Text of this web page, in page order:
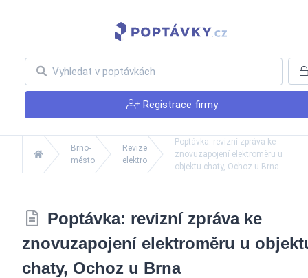
Registrace firmy
Brno-
město
Revize
elektro
Poptávka: revizní zpráva ke
znovuzapojení elektroměru u
objektu chaty, Ochoz u Brna
Poptávka: revizní zpráva ke
znovuzapojení elektroměru u
chaty, Ochoz u Brna